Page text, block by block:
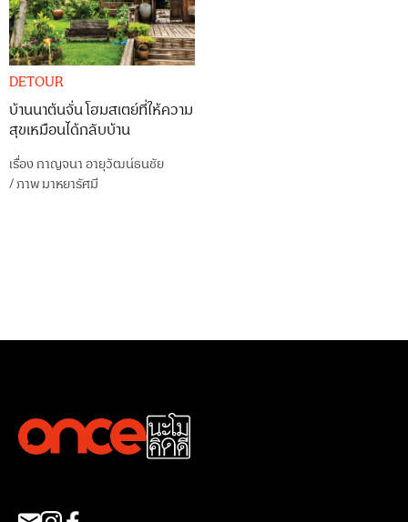
DETOUR
บ้านนาต้นจั่น โฮมสเตย์ที่ให้ความ
สุขเหมือนได้กลับบ้าน
เรื่อง กาญจนา อายุวัฒน์ธนชัย
/ภาพมาหยารัศมี